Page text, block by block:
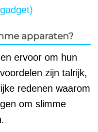
apparaten?
ervoor om hun
zijn talrijk,
redenen waarom
om slimme